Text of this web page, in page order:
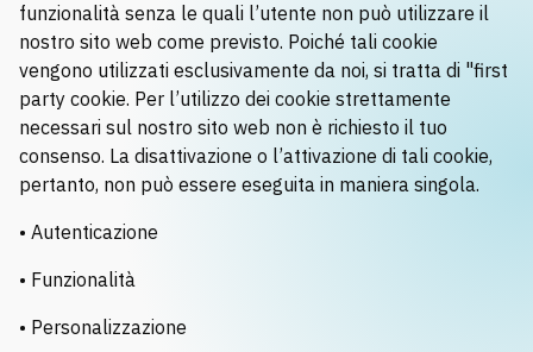
Licenze
Info
Richiedi musica
funzionalità senza le quali l’utente non può utilizzare il
nostro sito web come previsto. Poiché tali cookie
vengono utilizzati esclusivamente da noi, si tratta di "first
party cookie. Per l’utilizzo dei cookie strettamente
necessari sul nostro sito web non è richiesto il tuo
consenso. La disattivazione o l’attivazione di tali cookie,
pertanto, non può essere eseguita in maniera singola.
• Autenticazione
• Funzionalità
• Personalizzazione